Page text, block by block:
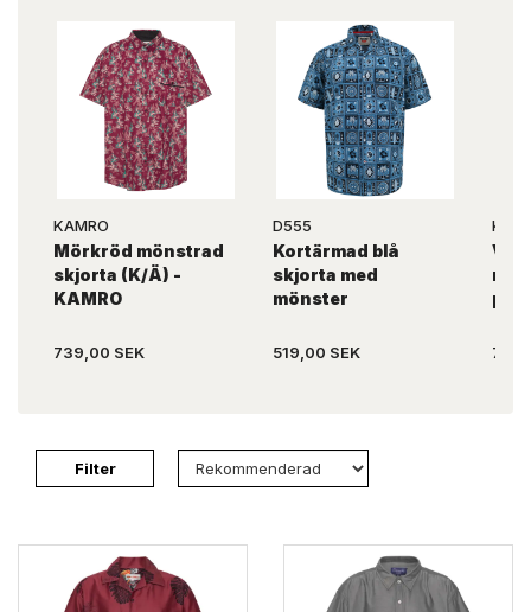
KAMRO
Mörkröd mönstrad
skjorta (K/Ä) -
KAMRO
739,00 SEK
D555
Kortärmad blå
skjorta med
mönster
519,00 SEK
Vit
Filter